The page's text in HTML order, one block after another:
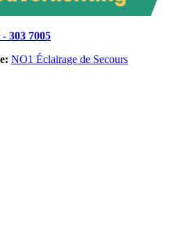
303 7005
NO1 Éclairage de Secours